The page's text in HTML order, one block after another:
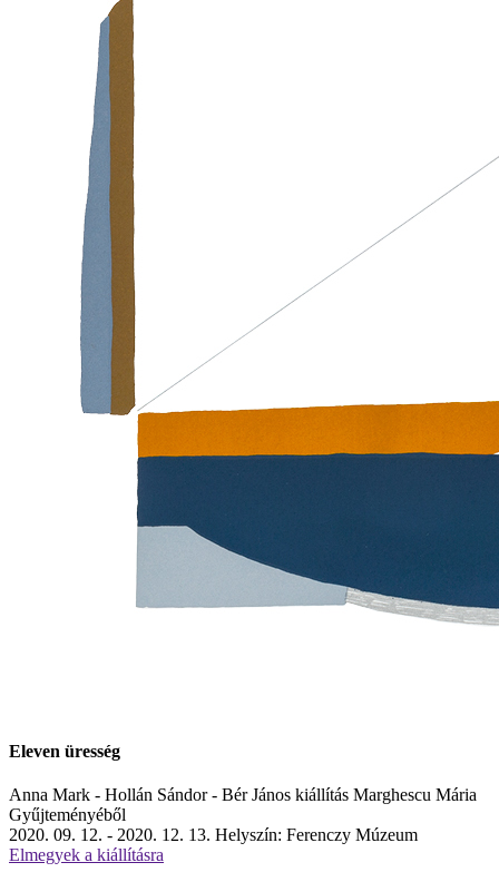
Eleven üresség
Anna Mark - Hollán Sándor - Bér János kiállítás Marghescu Mária
Gyűjteményéből
2020. 09. 12. - 2020. 12. 13. Helyszín: Ferenczy Múzeum
Elmegyek a kiállításra